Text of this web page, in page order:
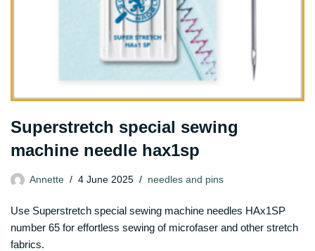
Superstretch special sewing
machine needle hax1sp
Annette 4 June 2025 needles and pins
Use Superstretch special sewing machine needles HAx1SP
number 65 for effortless sewing of microfaser and other stretch
fabrics.